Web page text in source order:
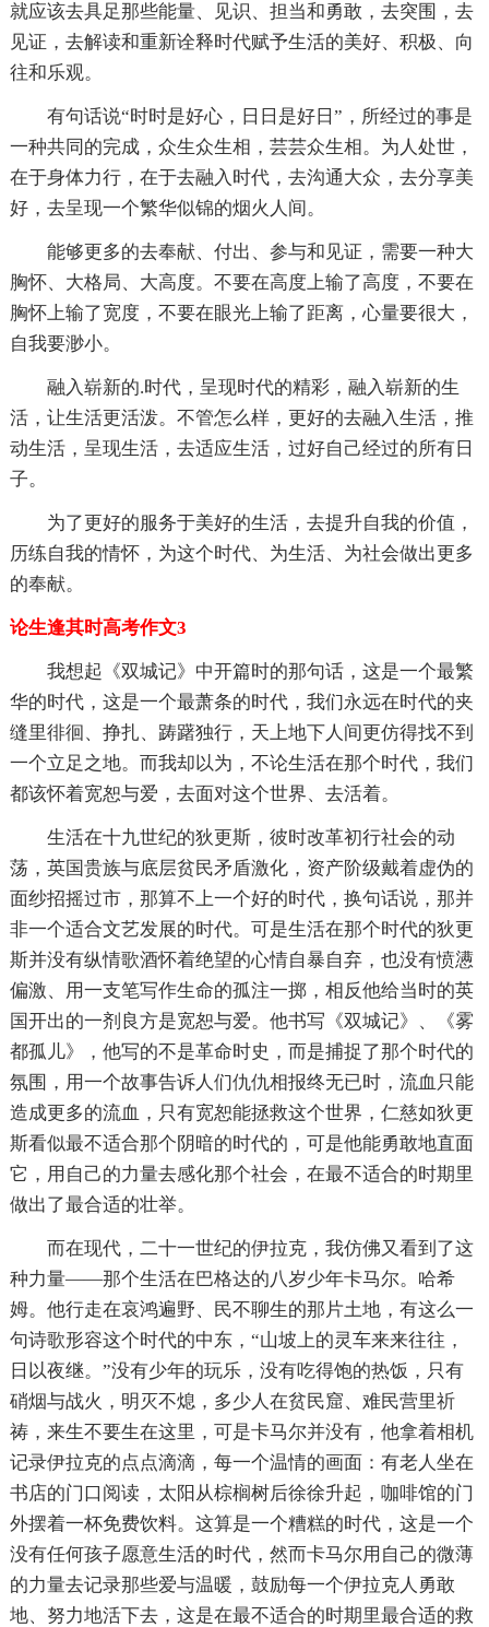
就应该去具足那些能量、见识、担当和勇敢，去突围，去
见证，去解读和重新诠释时代赋予生活的美好、积极、向
往和乐观。
有句话说“时时是好心，日日是好日”，所经过的事是
一种共同的完成，众生众生相，芸芸众生相。为人处世，
在于身体力行，在于去融入时代，去沟通大众，去分享美
好，去呈现一个繁华似锦的烟火人间。
能够更多的去奉献、付出、参与和见证，需要一种大
胸怀、大格局、大高度。不要在高度上输了高度，不要在
胸怀上输了宽度，不要在眼光上输了距离，心量要很大，
自我要渺小。
融入崭新的.时代，呈现时代的精彩，融入崭新的生
活，让生活更活泼。不管怎么样，更好的去融入生活，推
动生活，呈现生活，去适应生活，过好自己经过的所有日
子。
为了更好的服务于美好的生活，去提升自我的价值，
历练自我的情怀，为这个时代、为生活、为社会做出更多
的奉献。
论生逢其时高考作文3
我想起《双城记》中开篇时的那句话，这是一个最繁
华的时代，这是一个最萧条的时代，我们永远在时代的夹
缝里徘徊、挣扎、踌躇独行，天上地下人间更仿得找不到
一个立足之地。而我却以为，不论生活在那个时代，我们
都该怀着宽恕与爱，去面对这个世界、去活着。
生活在十九世纪的狄更斯，彼时改革初行社会的动
荡，英国贵族与底层贫民矛盾激化，资产阶级戴着虚伪的
面纱招摇过市，那算不上一个好的时代，换句话说，那并
非一个适合文艺发展的时代。可是生活在那个时代的狄更
斯并没有纵情歌酒怀着绝望的心情自暴自弃，也没有愤懑
偏激、用一支笔写作生命的孤注一掷，相反他给当时的英
国开出的一剂良方是宽恕与爱。他书写《双城记》、《雾
都孤儿》，他写的不是革命时史，而是捕捉了那个时代的
氛围，用一个故事告诉人们仇仇相报终无已时，流血只能
造成更多的流血，只有宽恕能拯救这个世界，仁慈如狄更
斯看似最不适合那个阴暗的时代的，可是他能勇敢地直面
它，用自己的力量去感化那个社会，在最不适合的时期里
做出了最合适的壮举。
而在现代，二十一世纪的伊拉克，我仿佛又看到了这
种力量——那个生活在巴格达的八岁少年卡马尔。哈希
姆。他行走在哀鸿遍野、民不聊生的那片土地，有这么一
句诗歌形容这个时代的中东，“山坡上的灵车来来往往，
日以夜继。”没有少年的玩乐，没有吃得饱的热饭，只有
硝烟与战火，明灭不熄，多少人在贫民窟、难民营里祈
祷，来生不要生在这里，可是卡马尔并没有，他拿着相机
记录伊拉克的点点滴滴，每一个温情的画面：有老人坐在
书店的门口阅读，太阳从棕榈树后徐徐升起，咖啡馆的门
外摆着一杯免费饮料。这算是一个糟糕的时代，这是一个
没有任何孩子愿意生活的时代，然而卡马尔用自己的微薄
的力量去记录那些爱与温暖，鼓励每一个伊拉克人勇敢
地、努力地活下去，这是在最不适合的时期里最合适的救